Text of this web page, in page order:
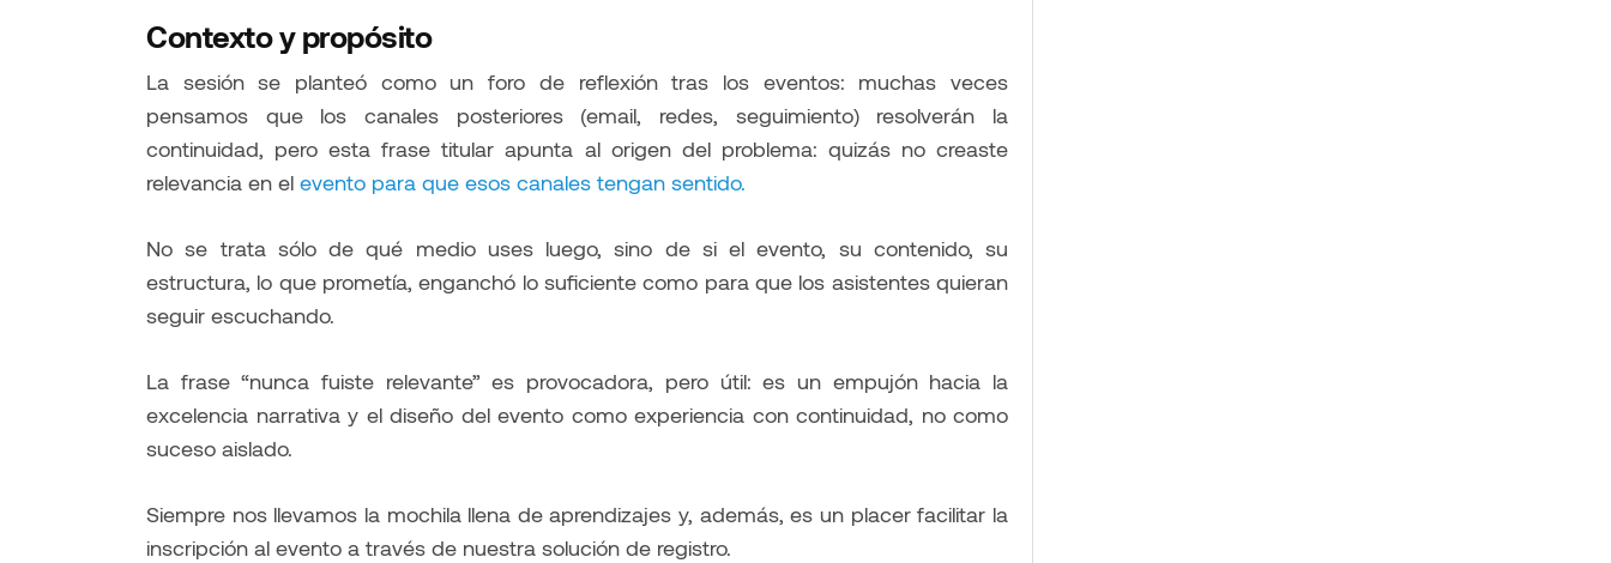
Contexto y propósito
La sesión se planteó como un foro de reflexión tras los eventos: muchas veces
pensamos que los canales posteriores (email, redes, seguimiento) resolverán la
continuidad, pero esta frase titular apunta al origen del problema: quizás no creaste
relevancia en el evento para que esos canales tengan sentido.
No se trata sólo de qué medio uses luego, sino de si el evento, su contenido, su
estructura, lo que prometía, enganchó lo suficiente como para que los asistentes quieran
seguir escuchando.
La frase “nunca fuiste relevante” es provocadora, pero útil: es un empujón hacia la
excelencia narrativa y el diseño del evento como experiencia con continuidad, no como
suceso aislado.
Siempre nos llevamos la mochila llena de aprendizajes y, además, es un placer facilitar la
inscripción al evento a través de nuestra solución de registro.